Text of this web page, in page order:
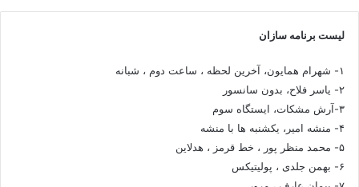
لیست برنامه سازان
۱- شهرام همایون، آخرین لحظه ، ساعت دوم ، شبانه
۲- یاسر فلاح، بدون سانسور
۳-آرش مشکات، ایستگاه سوم
۴- منشه امیر، یکشنبه ها با منشه
۵- محمد منظر پور ، خط قرمز ، هدلاین
۶- بهمن جلدی ، پولیتیکس